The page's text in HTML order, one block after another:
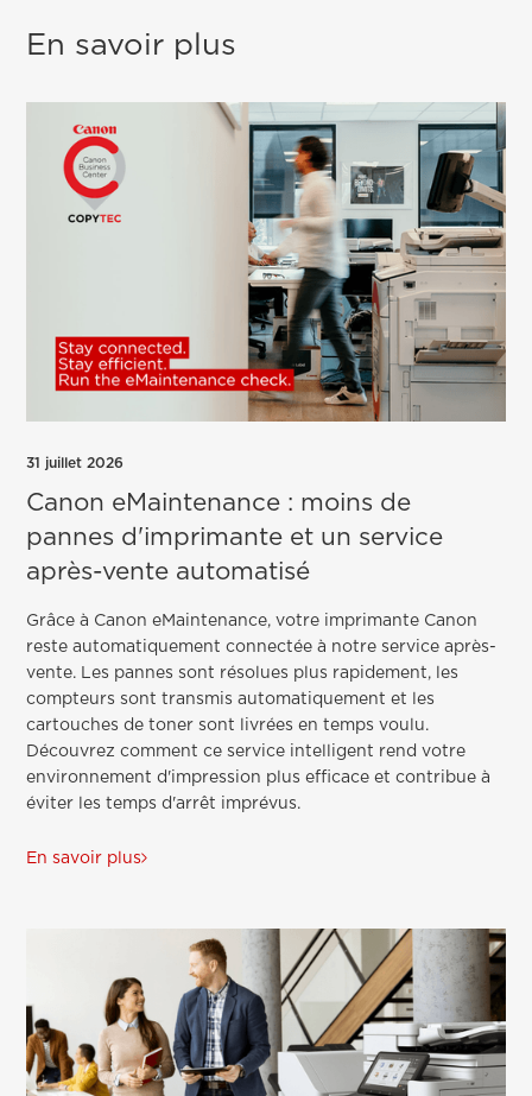
En savoir plus
31 juillet 2026
Canon eMaintenance : moins de
pannes d'imprimante et un service
après-vente automatisé
Grâce à Canon eMaintenance, votre imprimante Canon
reste automatiquement connectée à notre service après-
vente. Les pannes sont résolues plus rapidement, les
compteurs sont transmis automatiquement et les
cartouches de toner sont livrées en temps voulu.
Découvrez comment ce service intelligent rend votre
environnement d'impression plus efficace et contribue à
éviter les temps d'arrêt imprévus.
En savoir plus